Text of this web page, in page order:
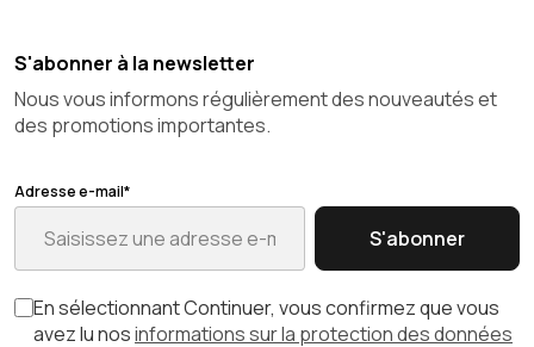
S'abonner à la newsletter
Nous vous informons régulièrement des nouveautés et
des promotions importantes.
Adresse e-mail*
S'abonner
En sélectionnant Continuer, vous confirmez que vous
avez lu nosinformations sur la protection des données